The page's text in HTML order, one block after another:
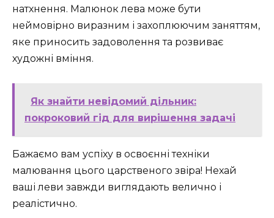
натхнення. Малюнок лева може бути
неймовірно виразним і захоплюючим заняттям,
яке приносить задоволення та розвиває
художні вміння.
Як знайти невідомий дільник:
покроковий гід для вирішення задачі
Бажаємо вам успіху в освоєнні техніки
малювання цього царственого звіра! Нехай
ваші леви завжди виглядають велично і
реалістично.